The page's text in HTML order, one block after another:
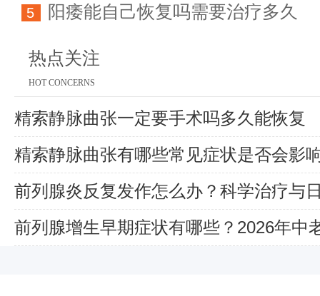
5 阳痿能自己恢复吗需要治疗多久
热点关注
HOT CONCERNS
精索静脉曲张一定要手术吗多久能恢复
精索静脉曲张有哪些常见症状是否会影
前列腺炎反复发作怎么办？科学治疗与
解
前列腺增生早期症状有哪些？2026年中